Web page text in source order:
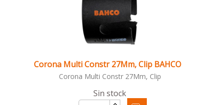
Corona Multi Constr 27Mm, Clip BAHCO
Corona Multi Constr 27Mm, Clip
Sin stock